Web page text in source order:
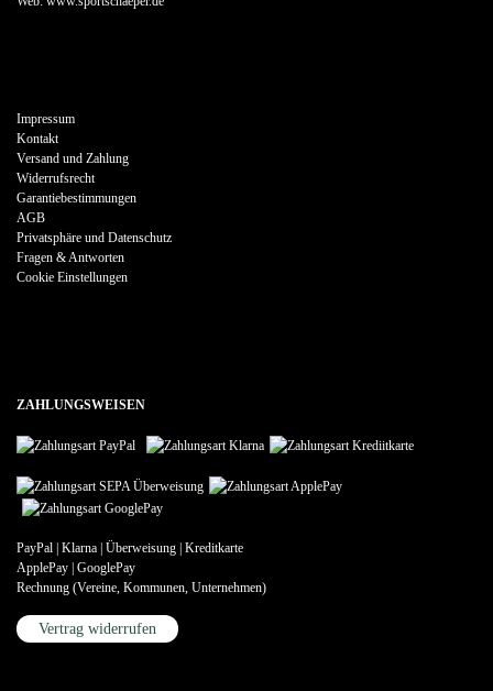
Impressum
Kontakt
Versand und Zahlung
Widerrufsrecht
Garantiebestimmungen
AGB
Privatsphäre und Datenschutz
Fragen & Antworten
Cookie Einstellungen
ZAHLUNGSWEISEN
PayPal | Klarna | Überweisung | Kreditkarte
ApplePay | GooglePay
Rechnung (Vereine, Kommunen, Unternehmen)
Vertrag widerrufen